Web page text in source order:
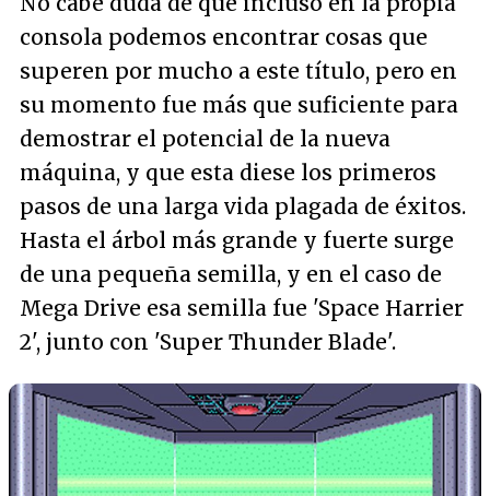
consola podemos encontrar cosas que
superen por mucho a este título, pero en
su momento fue más que suficiente para
demostrar el potencial de la nueva
máquina, y que esta diese los primeros
pasos de una larga vida plagada de éxitos.
Hasta el árbol más grande y fuerte surge
de una pequeña semilla, y en el caso de
Mega Drive esa semilla fue 'Space Harrier
2', junto con 'Super Thunder Blade'.